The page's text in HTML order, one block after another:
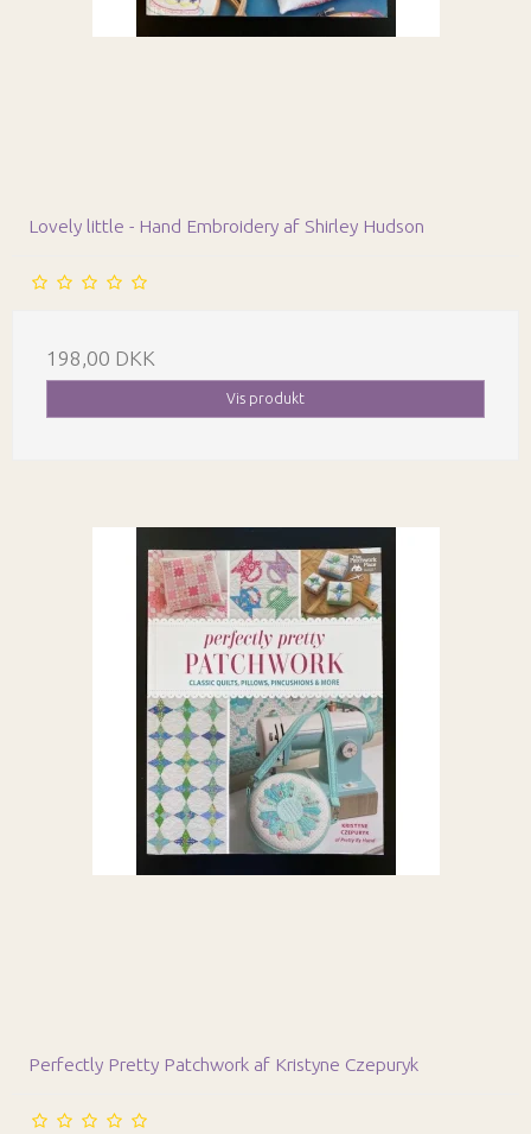
Lovely little - Hand Embroidery af Shirley Hudson
198,00 DKK
Vis produkt
Perfectly Pretty Patchwork af Kristyne Czepuryk